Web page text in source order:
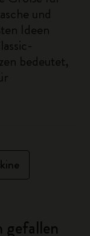
und
Ideen
bedeutet,
gefallen